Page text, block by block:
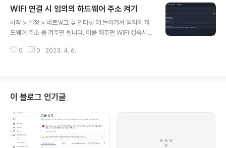
WIFI 연결 시 임의의 하드웨어 주소 켜기
시작 > 설정 > 네트워크 및 인터넷 에 들어가서 임의의 하
드웨어 주소 를 켜주면 됩니다. 이를 해주면 WIFI 접속시
사용하는 경우 해킹등에 노출되지 않기 위해 켜주는게 좋
호는 디바이스에 대한 고유한 물리적 하드웨어(MAC) 주
소를 포함합니다. 예를 들어 쇼핑몰, 매장 또는 기타 공공
장소와 같은 일부 장소에서는 이 고유한 주소를 사용하여
해당 영역에 있는 사용자의 동작을 추적할 수 있습니다. Wi
-Fi 하드웨어에서 지원하는 경우 PC에서 네트워크를 검색
하고 연결할 ..
0 0 2023. 4. 6.
이 블로그 인기글